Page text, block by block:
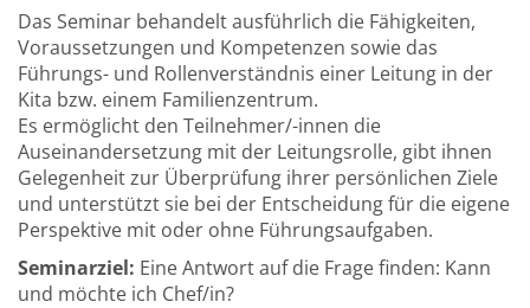
Das Seminar behandelt ausführlich die Fähigkeiten,
Voraussetzungen und Kompetenzen sowie das
Führungs- und Rollenverständnis einer Leitung in der
Kita bzw. einem Familienzentrum.
Es ermöglicht den Teilnehmer/-innen die
Auseinandersetzung mit der Leitungsrolle, gibt ihnen
Gelegenheit zur Überprüfung ihrer persönlichen Ziele
und unterstützt sie bei der Entscheidung für die eigene
Perspektive mit oder ohne Führungsaufgaben.
Seminarziel: Eine Antwort auf die Frage finden: Kann
und möchte ich Chef/in?